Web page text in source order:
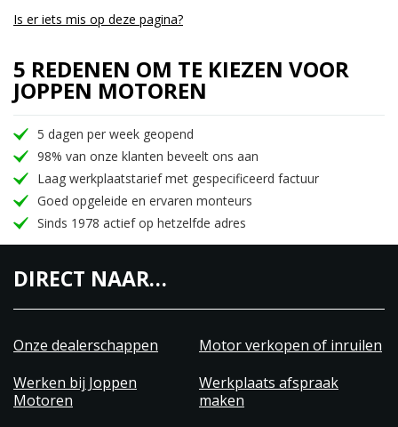
Is er iets mis op deze pagina?
5 REDENEN OM TE KIEZEN VOOR
JOPPEN MOTOREN
5 dagen per week geopend
98% van onze klanten beveelt ons aan
Laag werkplaatstarief met gespecificeerd factuur
Goed opgeleide en ervaren monteurs
Sinds 1978 actief op hetzelfde adres
DIRECT NAAR…
Onze dealerschappen
Motor verkopen of inruilen
Werken bij Joppen
Motoren
Werkplaats afspraak
maken